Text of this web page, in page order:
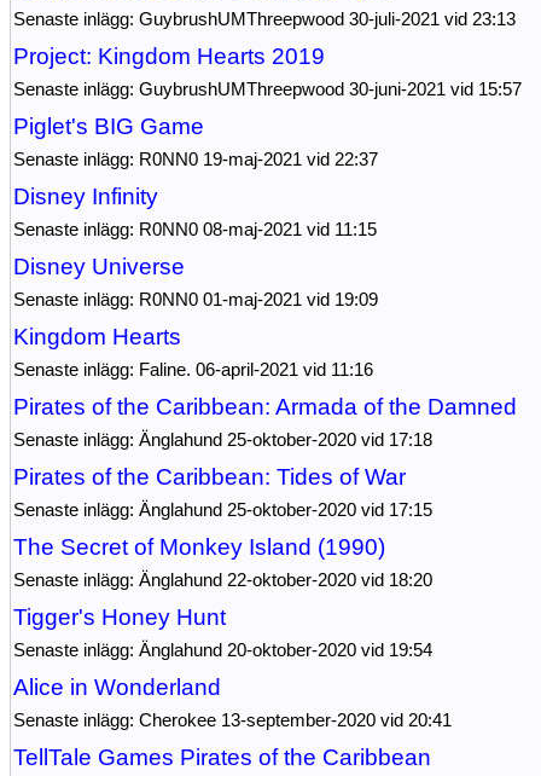
Senaste inlägg: GuybrushUMThreepwood 30-juli-2021 vid 23:13
Project: Kingdom Hearts 2019
Senaste inlägg: GuybrushUMThreepwood 30-juni-2021 vid 15:57
Piglet's BIG Game
Senaste inlägg: R0NN0 19-maj-2021 vid 22:37
Disney Infinity
Senaste inlägg: R0NN0 08-maj-2021 vid 11:15
Disney Universe
Senaste inlägg: R0NN0 01-maj-2021 vid 19:09
Kingdom Hearts
Senaste inlägg: Faline. 06-april-2021 vid 11:16
Pirates of the Caribbean: Armada of the Damned
Senaste inlägg: Änglahund 25-oktober-2020 vid 17:18
Pirates of the Caribbean: Tides of War
Senaste inlägg: Änglahund 25-oktober-2020 vid 17:15
The Secret of Monkey Island (1990)
Senaste inlägg: Änglahund 22-oktober-2020 vid 18:20
Tigger's Honey Hunt
Senaste inlägg: Änglahund 20-oktober-2020 vid 19:54
Alice in Wonderland
Senaste inlägg: Cherokee 13-september-2020 vid 20:41
TellTale Games Pirates of the Caribbean